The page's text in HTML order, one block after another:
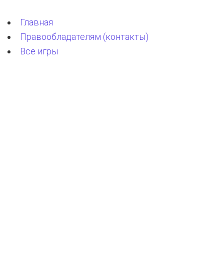
Главная
Правообладателям (контакты)
Все игры